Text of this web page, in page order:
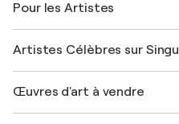
Offrir une carte cadeau
Rejoignez notre
Mon compte
+33 1 76 44 06 42
FAQ
Magazine Singulart
Emplois
Découvrez une sélection
Pour les Artistes
Se connecter en tant
Artistes Célèbres sur
Marc Chagall
Œuvres d'art à vendre